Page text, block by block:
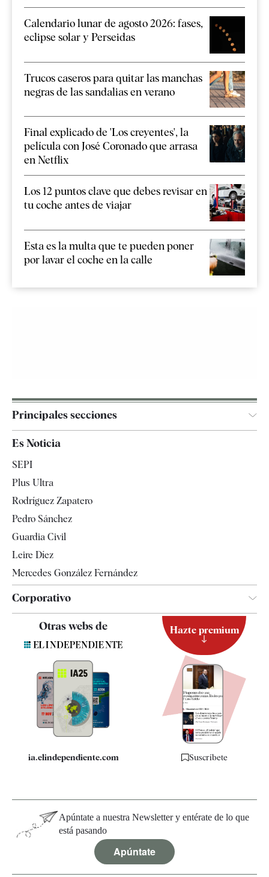
Calendario lunar de agosto 2026: fases,
eclipse solar y Perseidas
Trucos caseros para quitar las manchas
negras de las sandalias en verano
Final explicado de 'Los creyentes', la
película con José Coronado que arrasa
en Netflix
Los 12 puntos clave que debes revisar en
tu coche antes de viajar
Esta es la multa que te pueden poner
por lavar el coche en la calle
Principales secciones
España
Televisión
Es Noticia
SEPI
Plus Ultra
Rodríguez Zapatero
Pedro Sánchez
Guardia Civil
Leire Díez
Mercedes González Fernández
Corporativo
Contacto
Quiénes somos
Especificaciones
Otras webs de
ia.elindependiente.com
Hazte premium
Suscríbete
Apúntate a nuestra Newsletter y entérate de lo que
está pasando
Apúntate